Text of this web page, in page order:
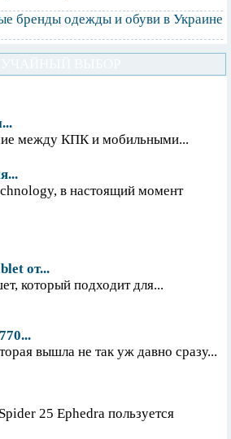
бренды одежды и обуви в Украине
между КПК и мобильными...
в настоящий момент
от...
который подходит для...
вышла не так уж давно сразу...
25 Ephedra пользуется